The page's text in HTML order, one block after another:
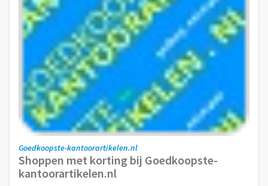
Goedkoopste-kantoorartikelen.nl
Shoppen met korting bij Goedkoopste-
kantoorartikelen.nl